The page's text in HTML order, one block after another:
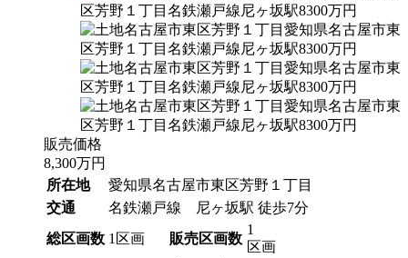
販売価格
8,300万円
所在地
愛知県名古屋市東区芳野１丁目
交通
名鉄瀬戸線 尼ヶ坂駅 徒歩7分
総区画数 1区画 販売区画数
1
区画